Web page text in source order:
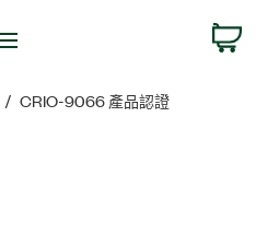
CRIO-9066 產品認證